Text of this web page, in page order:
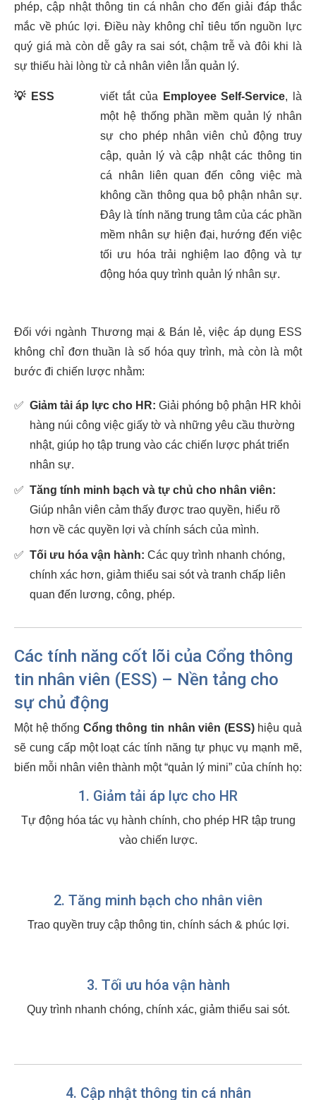
phép, cập nhật thông tin cá nhân cho đến giải đáp thắc
mắc về phúc lợi. Điều này không chỉ tiêu tốn nguồn lực
quý giá mà còn dễ gây ra sai sót, chậm trễ và đôi khi là
sự thiếu hài lòng từ cả nhân viên lẫn quản lý.
💡 ESS viết tắt của Employee Self-Service, là
một hệ thống phần mềm quản lý nhân
sự cho phép nhân viên chủ động truy
cập, quản lý và cập nhật các thông tin
cá nhân liên quan đến công việc mà
không cần thông qua bộ phận nhân sự.
Đây là tính năng trung tâm của các phần
mềm nhân sự hiện đại, hướng đến việc
tối ưu hóa trải nghiệm lao động và tự
động hóa quy trình quản lý nhân sự.
Đối với ngành Thương mại & Bán lẻ, việc áp dụng ESS
không chỉ đơn thuần là số hóa quy trình, mà còn là một
bước đi chiến lược nhằm:
✅ Giảm tải áp lực cho HR: Giải phóng bộ phận HR khỏi
hàng núi công việc giấy tờ và những yêu cầu thường
nhật, giúp họ tập trung vào các chiến lược phát triển
nhân sự.
✅ Tăng tính minh bạch và tự chủ cho nhân viên:
Giúp nhân viên cảm thấy được trao quyền, hiểu rõ
hơn về các quyền lợi và chính sách của mình.
✅ Tối ưu hóa vận hành: Các quy trình nhanh chóng,
chính xác hơn, giảm thiểu sai sót và tranh chấp liên
quan đến lương, công, phép.
Các tính năng cốt lõi của Cổng thông
tin nhân viên (ESS) – Nền tảng cho
sự chủ động
Một hệ thống Cổng thông tin nhân viên (ESS)hiệu quả
sẽ cung cấp một loạt các tính năng tự phục vụ mạnh mẽ,
biến mỗi nhân viên thành một “quản lý mini” của chính họ:
1. Giảm tải áp lực cho HR
Tự động hóa tác vụ hành chính, cho phép HR tập trung
vào chiến lược.
2. Tăng minh bạch cho nhân viên
Trao quyền truy cập thông tin, chính sách & phúc lợi.
3. Tối ưu hóa vận hành
Quy trình nhanh chóng, chính xác, giảm thiểu sai sót.
4. Cập nhật thông tin cá nhân